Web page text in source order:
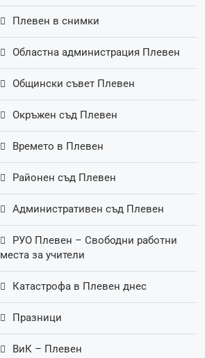
Плевен в снимки
Областна администрация Плевен
Общински съвет Плевен
Окръжен съд Плевен
Времето в Плевен
Районен съд Плевен
Административен съд Плевен
РУО Плевен – Свободни работни
места за учители
Катастрофа в Плевен днес
Празници
ВиК – Плевен